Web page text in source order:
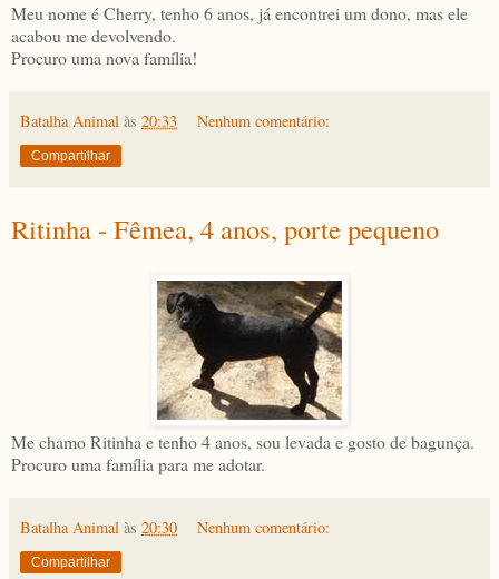
Meu nome é Cherry, tenho 6 anos, já encontrei um dono, mas ele
acabou me devolvendo.
Procuro uma nova família!
Batalha Animal às 20:33 Nenhum comentário:
Compartilhar
Ritinha - Fêmea, 4 anos, porte pequeno
Me chamo Ritinha e tenho 4 anos, sou levada e gosto de bagunça.
Procuro uma família para me adotar.
Batalha Animal às 20:30 Nenhum comentário:
Compartilhar